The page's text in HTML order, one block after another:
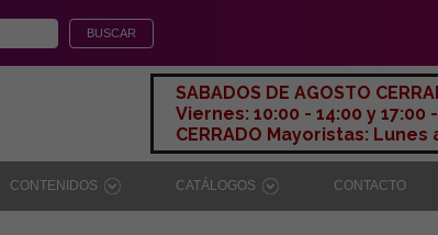
SABADOS DE AGOSTO
Viernes: 10:00 - 14:00 y 17:00
CERRADO Mayoristas: Lunes
CONTENIDOS CATÁLOGOS CONTACTO